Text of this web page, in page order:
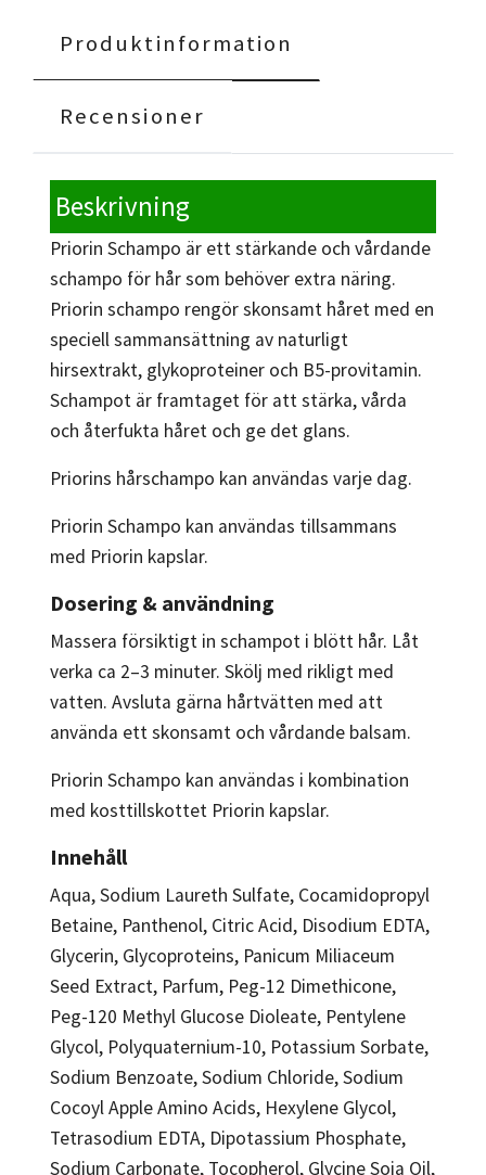
Produktinformation
Recensioner
Beskrivning
Priorin Schampo är ett stärkande och vårdande
schampo för hår som behöver extra näring.
Priorin schampo rengör skonsamt håret med en
speciell sammansättning av naturligt
hirsextrakt, glykoproteiner och B5-provitamin.
Schampot är framtaget för att stärka, vårda
och återfukta håret och ge det glans.
Priorins hårschampo kan användas varje dag.
Priorin Schampo kan användas tillsammans
med Priorin kapslar.
Dosering & användning
Massera försiktigt in schampot i blött hår. Låt
verka ca 2–3 minuter. Skölj med rikligt med
vatten. Avsluta gärna hårtvätten med att
använda ett skonsamt och vårdande balsam.
Priorin Schampo kan användas i kombination
med kosttillskottet Priorin kapslar.
Innehåll
Aqua, Sodium Laureth Sulfate, Cocamidopropyl
Betaine, Panthenol, Citric Acid, Disodium EDTA,
Glycerin, Glycoproteins, Panicum Miliaceum
Seed Extract, Parfum, Peg-12 Dimethicone,
Peg-120 Methyl Glucose Dioleate, Pentylene
Glycol, Polyquaternium-10, Potassium Sorbate,
Sodium Benzoate, Sodium Chloride, Sodium
Cocoyl Apple Amino Acids, Hexylene Glycol,
Tetrasodium EDTA, Dipotassium Phosphate,
Sodium Carbonate, Tocopherol, Glycine Soja Oil,